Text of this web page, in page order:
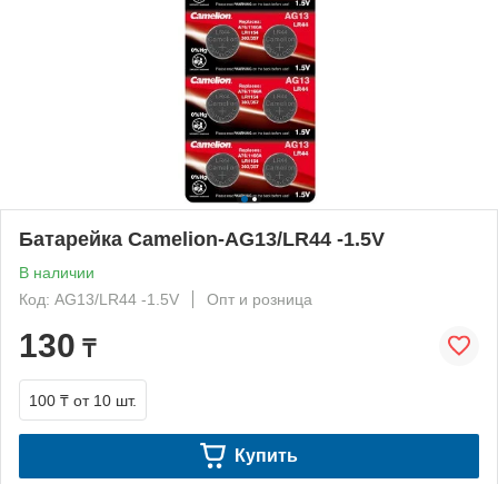
Батарейка Camelion-AG13/LR44 -1.5V
В наличии
Код: AG13/LR44 -1.5V
Опт и розница
130 ₸
100 ₸ от 10 шт.
Купить